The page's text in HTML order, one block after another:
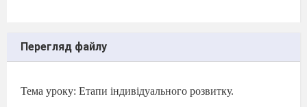
Перегляд файлу
Тема уроку: Етапи індивідуального розвитку.